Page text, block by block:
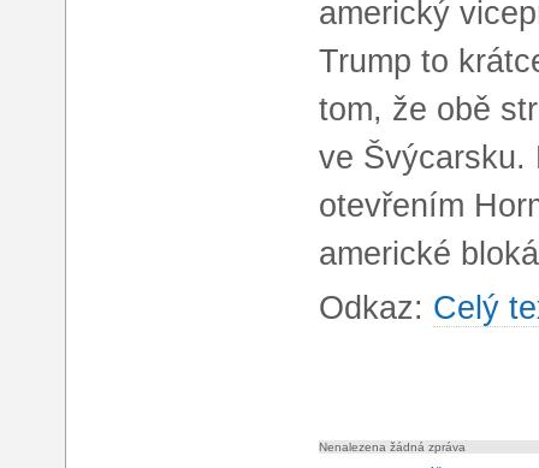
americký
Trump to
tom, že obě
ve Švýcarsku.
otevřením
americké
Odkaz: Celý
Nenalezena žádná zpráva